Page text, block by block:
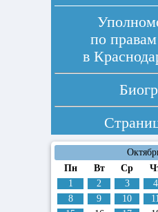
по
в
Пн
Вт Ср
1
2 3 4
8
9 10